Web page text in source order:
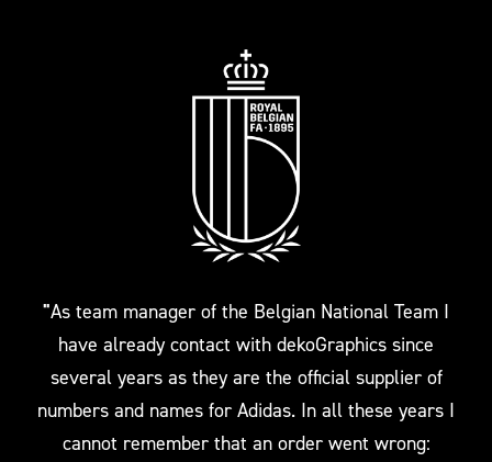
"As team manager of the Belgian National Team I
have already contact with dekoGraphics since
several years as they are the official supplier of
numbers and names for Adidas. In all these years I
cannot remember that an order went wrong: